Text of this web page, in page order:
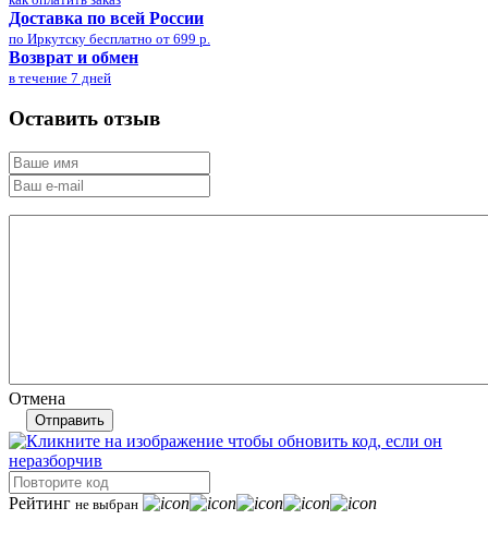
Доставка по всей России
по Иркутску бесплатно от 699 р.
Возврат и обмен
в течение 7 дней
Оставить отзыв
Отмена
Отправить
Рейтинг не выбран